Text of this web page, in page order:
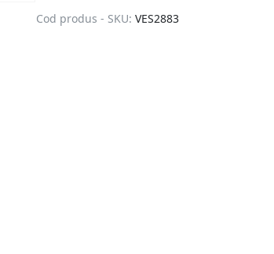
Cod produs - SKU: VES2883